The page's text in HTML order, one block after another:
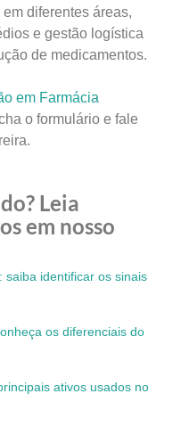
diferentes áreas,
e gestão logística
de medicamentos.
em Farmácia
o formulário e fale
Leia
em nosso
saiba identificar os sinais
os diferenciais do
ativos usados no